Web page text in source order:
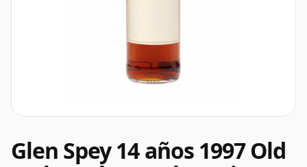
Glen Spey 14 años 1997 Old